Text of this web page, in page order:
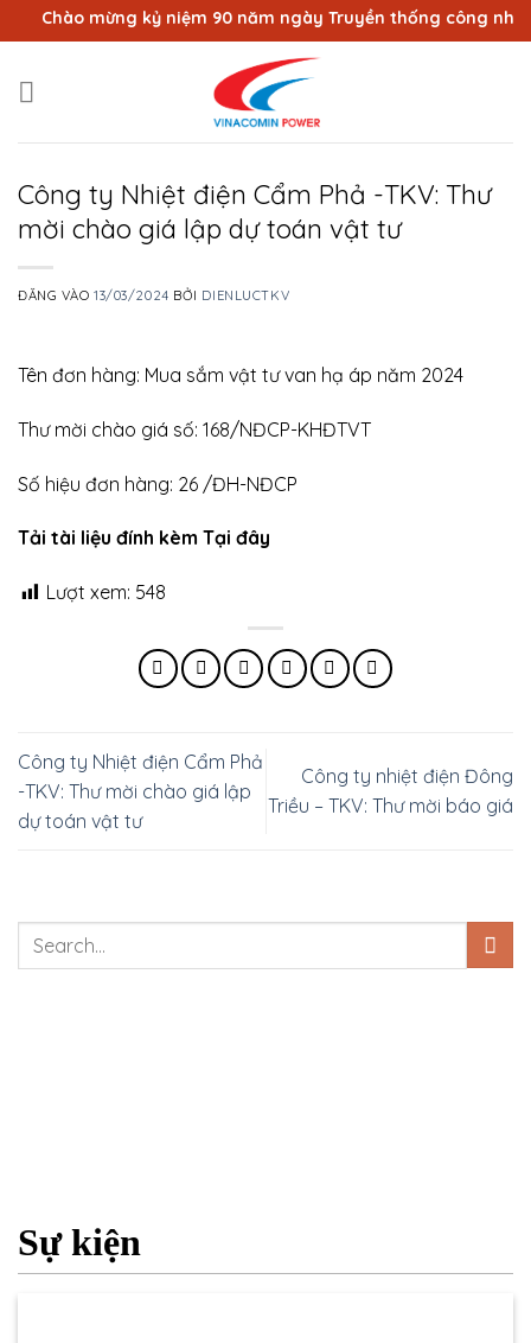
qua
dung
Chào mừng kỷ niệm 90 năm ngày Truyền thống công nhân
Công ty Nhiệt điện Cẩm Phả -TKV: Thư
mời chào giá lập dự toán vật tư
ĐĂNG VÀO13/03/2024 BỞI DIENLUCTKV
Tên đơn hàng: Mua sắm vật tư van hạ áp năm 2024
Thư mời chào giá số: 168/NĐCP-KHĐTVT
Số hiệu đơn hàng: 26 /ĐH-NĐCP
Tải tài liệu đính kèm Tại đây
Lượt xem: 548
Công ty Nhiệt điện Cẩm Phả
-TKV: Thư mời chào giá lập
dự toán vật tư
Công ty nhiệt điện Đông
Triều – TKV: Thư mời báo giá
Sự kiện